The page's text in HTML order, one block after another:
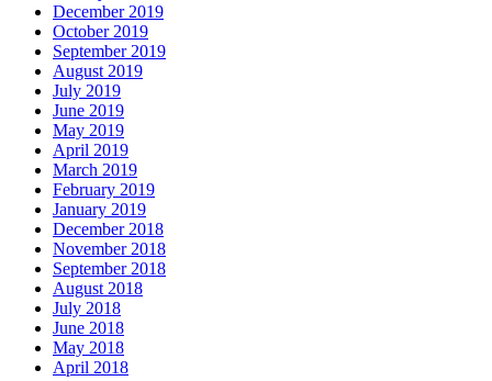
December 2019
October 2019
September 2019
August 2019
July 2019
June 2019
May 2019
April 2019
March 2019
February 2019
January 2019
December 2018
November 2018
September 2018
August 2018
July 2018
June 2018
May 2018
April 2018